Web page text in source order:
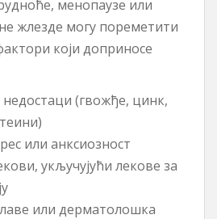
менопаузе или
жлезде могу пореметити
који доприносе
(гвожђе, цинк,
или анксиозност
укључујући лекове за
или дерматолошка